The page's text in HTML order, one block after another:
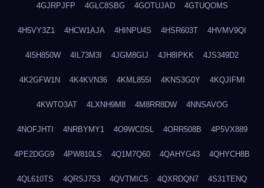
4GJRPJFP 4GLC8SBG 4GOTUJAD 4GTUQOMS
4H5VY3Z1 4HCW1AJA 4HINPU4S 4HSR603T 4HVMV9QI
4I5H850W 4IL73M3I 4JGM8GIJ 4JH8IPKK 4JS349D2
4K2GFW1N 4K4KVN36 4KML855I 4KNS3G0Y 4KQJIFMI
4KWTO3AT 4LXNH9M8 4M8RR8DW 4NNSAVOG
4NOFJHTI 4NRBYMY1 4O9WC0SL 4ORR508B 4P5VX889
4PE2DGG9 4PW810LS 4Q1M7Q60 4QAHYG43 4QHYCH8B
4QL610TS 4QRSJ753 4QVTMIC5 4QXRDQN7 4S31TENQ